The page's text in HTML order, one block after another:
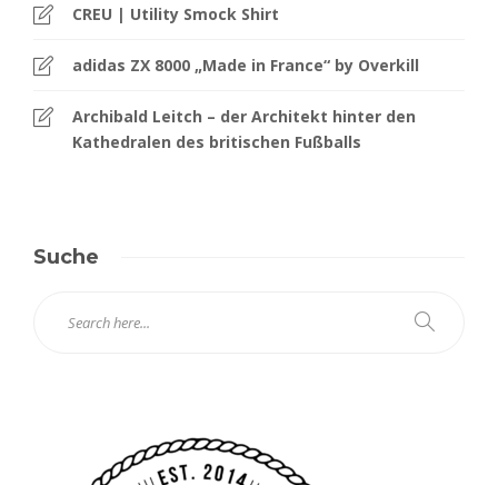
CREU | Utility Smock Shirt
adidas ZX 8000 „Made in France“ by Overkill
Archibald Leitch – der Architekt hinter den
Kathedralen des britischen Fußballs
Suche